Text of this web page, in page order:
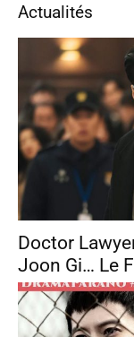
Actualités
Doctor
Joon Gi… Le